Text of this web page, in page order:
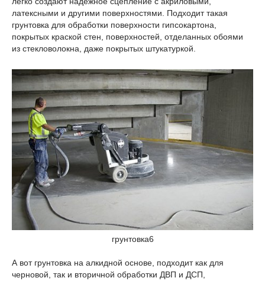
латексными и другими поверхностями. Подходит такая
грунтовка для обработки поверхности гипсокартона,
покрытых краской стен, поверхностей, отделанных обоями
из стекловолокна, даже покрытых штукатуркой.
грунтовка6
А вот грунтовка на алкидной основе, подходит как для
черновой, так и вторичной обработки ДВП и ДСП,